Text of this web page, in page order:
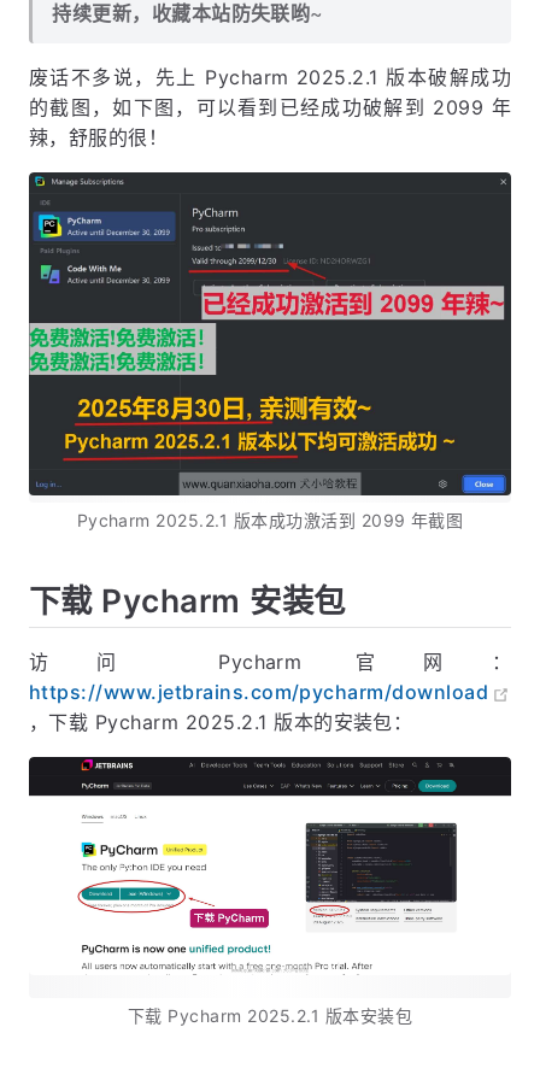
持续更新，收藏本站防失联哟~
废话不多说，先上 Pycharm 2025.2.1 版本破解成功
的截图，如下图，可以看到已经成功破解到 2099 年
辣，舒服的很！
Pycharm 2025.2.1 版本成功激活到 2099 年截图
下载 Pycharm 安装包
访问 Pycharm 官网：
https://www.jetbrains.com/pycharm/download
，下载 Pycharm 2025.2.1 版本的安装包：
下载 Pycharm 2025.2.1 版本安装包